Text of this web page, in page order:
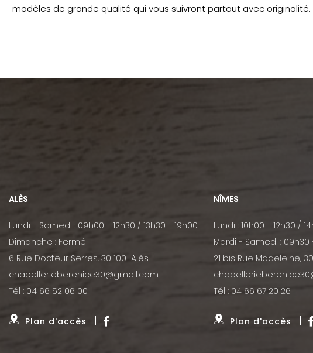
modèles de grande qualité qui vous suivront partout avec
ALÈS
Lundi - Samedi : 09h00 - 12h30 / 13h30 - 19h00
Dimanche : Fermé
6 Rue Docteur Serres, 30 100 Alès
chapellerieberenice30@gmail.com
Tél : 04 66 52 06 00
Plan d'accès
NÎMES
Lundi : 10h00 - 12h30 /
Mardi - Samedi : 09h30
21 bis Rue Madeleine,
Tél : 04 66 67 20 26
Plan d'accès